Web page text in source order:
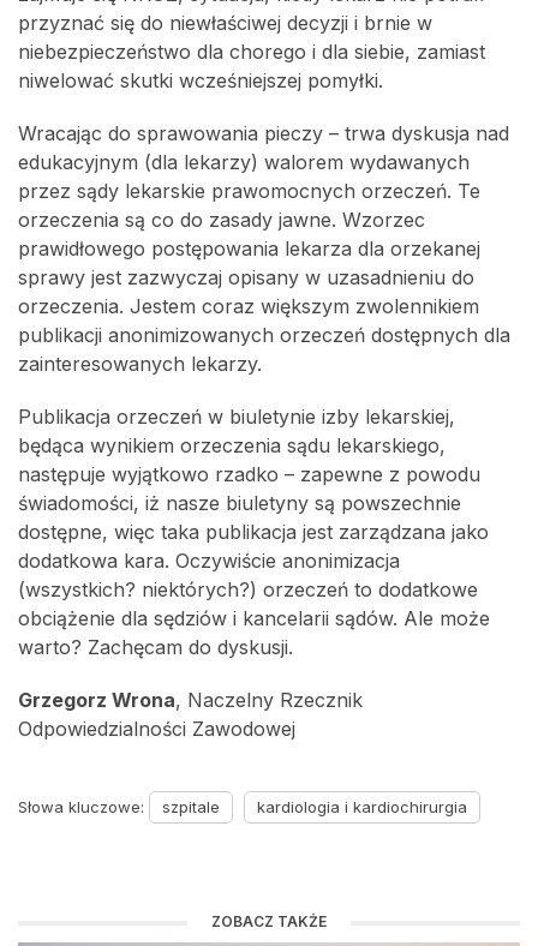
przyznać się do niewłaściwej decyzji i brnie w
niebezpieczeństwo dla chorego i dla siebie, zamiast
niwelować skutki wcześniejszej pomyłki.
Wracając do sprawowania pieczy – trwa dyskusja nad
edukacyjnym (dla lekarzy) walorem wydawanych
przez sądy lekarskie prawomocnych orzeczeń. Te
orzeczenia są co do zasady jawne. Wzorzec
prawidłowego postępowania lekarza dla orzekanej
sprawy jest zazwyczaj opisany w uzasadnieniu do
orzeczenia. Jestem coraz większym zwolennikiem
publikacji anonimizowanych orzeczeń dostępnych dla
zainteresowanych lekarzy.
Publikacja orzeczeń w biuletynie izby lekarskiej,
będąca wynikiem orzeczenia sądu lekarskiego,
następuje wyjątkowo rzadko – zapewne z powodu
świadomości, iż nasze biuletyny są powszechnie
dostępne, więc taka publikacja jest zarządzana jako
dodatkowa kara. Oczywiście anonimizacja
(wszystkich? niektórych?) orzeczeń to dodatkowe
obciążenie dla sędziów i kancelarii sądów. Ale może
warto? Zachęcam do dyskusji.
Grzegorz Wrona, Naczelny Rzecznik
Odpowiedzialności Zawodowej
Słowa kluczowe: szpitale kardiologia i kardiochirurgia
ZOBACZ TAKŻE